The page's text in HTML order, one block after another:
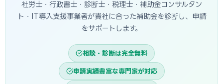
社労士・行政書士・診断士・税理士・補助金コンサルタン
ト・IT導入支援事業者が貴社に合った補助金を診断し、申請
をサポートします。
相談・診断は完全無料
申請実績豊富な専門家が対応